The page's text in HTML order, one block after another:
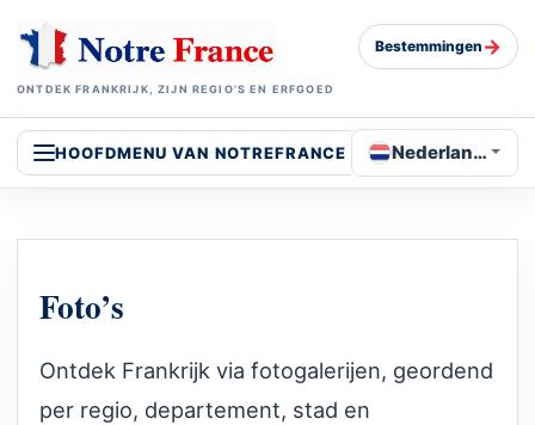
ONTDEK FRANKRIJK, ZIJN REGIO’S EN ERFGOED
Bestemmingen →
HOOFDMENU VAN NOTREFRANCE Nederlands
Foto’s
Ontdek Frankrijk via fotogalerijen, geordend
per regio, departement, stad en